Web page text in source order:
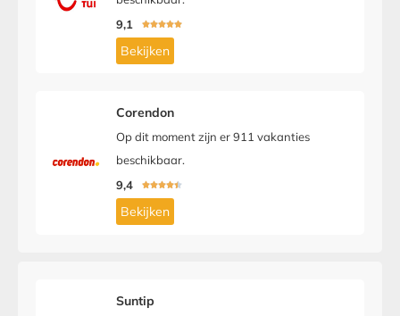
9,1

Bekijken
Corendon
Op dit moment zijn er 911 vakanties
beschikbaar.
9,4

Bekijken
Suntip